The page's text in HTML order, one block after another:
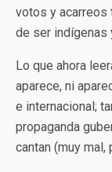
votos y acarreos
de ser indígenas
Lo que ahora
aparece, ni
e internacional;
propaganda
cantan (muy mal,